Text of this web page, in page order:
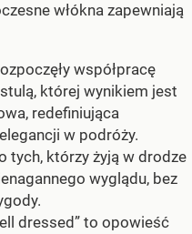
włókna zapewniają
współpracę
której wynikiem jest
redefiniująca
w podróży.
tych, którzy żyją w drodze
wyglądu, bez
dressed” to opowieść